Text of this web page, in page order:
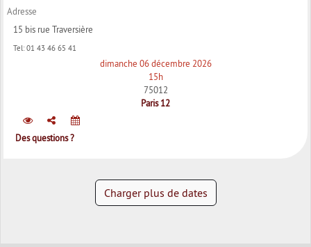
Adresse
15 bis rue Traversière
Tel: 01 43 46 65 41
dimanche 06 décembre 2026
15h
75012
Paris 12
Des questions ?
Charger plus de dates